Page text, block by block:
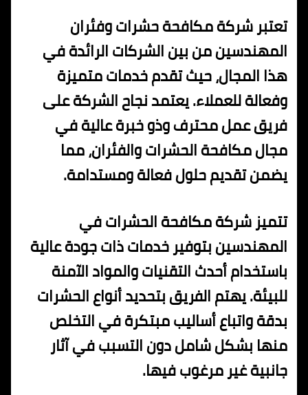
تعتبر شركة مكافحة حشرات وفئران
المهندسين من بين الشركات الرائدة في
هذا المجال، حيث تقدم خدمات متميزة
وفعالة للعملاء. يعتمد نجاح الشركة على
فريق عمل محترف وذو خبرة عالية في
مجال مكافحة الحشرات والفئران، مما
يضمن تقديم حلول فعالة ومستدامة.
تتميز شركة مكافحة الحشرات في
المهندسين بتوفير خدمات ذات جودة عالية
باستخدام أحدث التقنيات والمواد الآمنة
للبيئة. يهتم الفريق بتحديد أنواع الحشرات
بدقة واتباع أساليب مبتكرة في التخلص
منها بشكل شامل دون التسبب في آثار
جانبية غير مرغوب فيها.